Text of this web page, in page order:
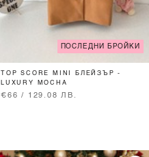
ПОСЛЕДНИ БРОЙКИ
TOP SCORE MINI БЛЕЙЗЪР -
LUXURY MOCHA
€66 / 129.08 ЛВ.